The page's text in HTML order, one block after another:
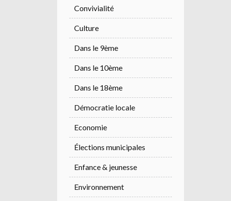
Convivialité
Culture
Dans le 9ème
Dans le 10ème
Dans le 18ème
Démocratie locale
Economie
Élections municipales
Enfance & jeunesse
Environnement